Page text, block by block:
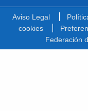
Aviso Legal
cookies
Federación